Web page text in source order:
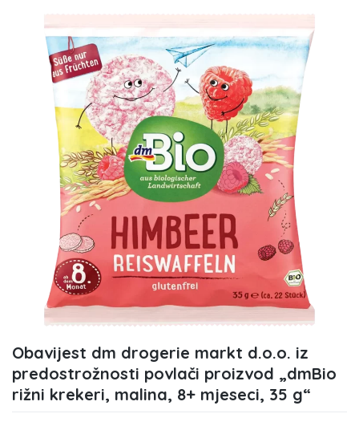
Obavijest dm drogerie markt d.o.o. iz
predostrožnosti povlači proizvod „dmBio
rižni krekeri, malina, 8+ mjeseci, 35 g“